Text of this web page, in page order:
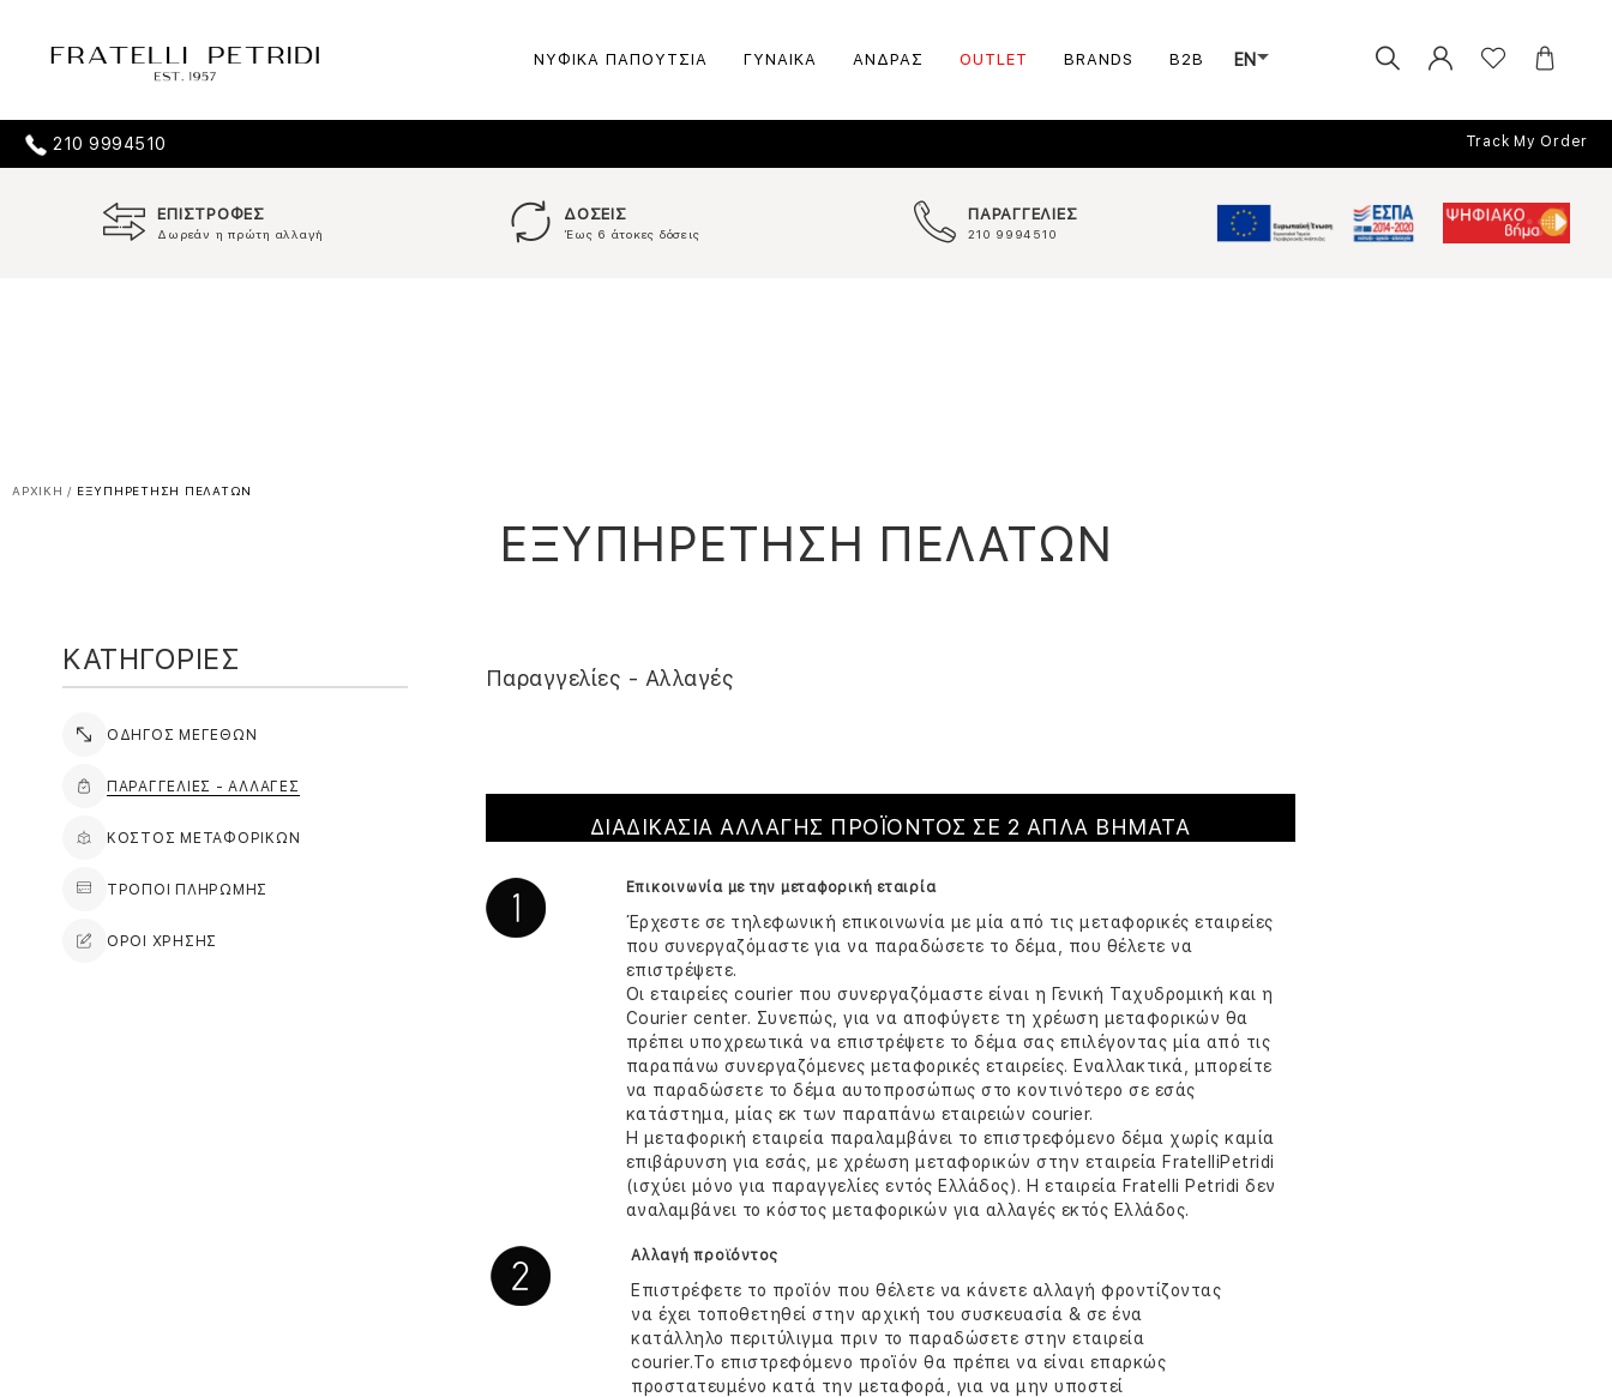
ΝΥΦΙΚΑ ΠΑΠΟΥΤΣΙΑ ΓΥΝΑΙΚΑ ΑΝΔΡΑΣ OUTLET BRANDS B2B EN
210 9994510 Track My Order
ΕΠΙΣΤΡΟΦΕΣ
Δωρεάν η πρώτη αλλαγή
ΔΟΣΕΙΣ
Έως 6 άτοκες δόσεις
ΠΑΡΑΓΓΕΛΙΕΣ
210 9994510
ΑΡΧΙΚΗ / ΕΞΥΠΗΡΕΤΗΣΗ ΠΕΛΑΤΩΝ
ΕΞΥΠΗΡΕΤΗΣΗ ΠΕΛΑΤΩΝ
ΚΑΤΗΓΟΡΙΕΣ
ΟΔΗΓΟΣ ΜΕΓΕΘΩΝ
ΠΑΡΑΓΓΕΛΙΕΣ - ΑΛΛΑΓΕΣ
ΚΟΣΤΟΣ ΜΕΤΑΦΟΡΙΚΩΝ
ΤΡΟΠΟΙ ΠΛΗΡΩΜΗΣ
ΟΡΟΙ ΧΡΗΣΗΣ
Παραγγελίες - Αλλαγές
ΔΙΑΔΙΚΑΣΙΑ ΑΛΛΑΓΗΣ ΠΡΟΪΟΝΤΟΣ ΣΕ 2 ΑΠΛΑ ΒΗΜΑΤΑ
Επικοινωνία με την μεταφορική εταιρία
Έρχεστε σε τηλεφωνική επικοινωνία με μία από τις μεταφορικές εταιρείες
που συνεργαζόμαστε για να παραδώσετε το δέμα, που θέλετε να
επιστρέψετε.
Οι εταιρείες courier που συνεργαζόμαστε είναι η Γενική Ταχυδρομική και η
Courier center. Συνεπώς, για να αποφύγετε τη χρέωση μεταφορικών θα
πρέπει υποχρεωτικά να επιστρέψετε το δέμα σας επιλέγοντας μία από τις
παραπάνω συνεργαζόμενες μεταφορικές εταιρείες. Εναλλακτικά, μπορείτε
να παραδώσετε το δέμα αυτοπροσώπως στο κοντινότερο σε εσάς
κατάστημα, μίας εκ των παραπάνω εταιρειών courier.
Η μεταφορική εταιρεία παραλαμβάνει το επιστρεφόμενο δέμα χωρίς καμία
επιβάρυνση για εσάς, με χρέωση μεταφορικών στην εταιρεία FratelliPetridi
(ισχύει μόνο για παραγγελίες εντός Ελλάδος). Η εταιρεία Fratelli Petridi δεν
αναλαμβάνει το κόστος μεταφορικών για αλλαγές εκτός Ελλάδος.
Aλλαγή προϊόντος
Επιστρέφετε το προϊόν που θέλετε να κάνετε αλλαγή φροντίζοντας
να έχει τοποθετηθεί στην αρχική του συσκευασία & σε ένα
κατάλληλο περιτύλιγμα πριν το παραδώσετε στην εταιρεία
courier.Το επιστρεφόμενο προϊόν θα πρέπει να είναι επαρκώς
προστατευμένο κατά την μεταφορά, για να μην υποστεί